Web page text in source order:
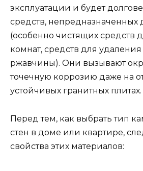
эксплуатации и будет
средств, непредназначенных
(особенно чистящих средств
комнат, средств для
ржавчины). Они вызывают
точечную коррозию даже на
устойчивых гранитных плитах.
Перед тем, как выбрать тип
стен в доме или квартире,
свойства этих материалов: